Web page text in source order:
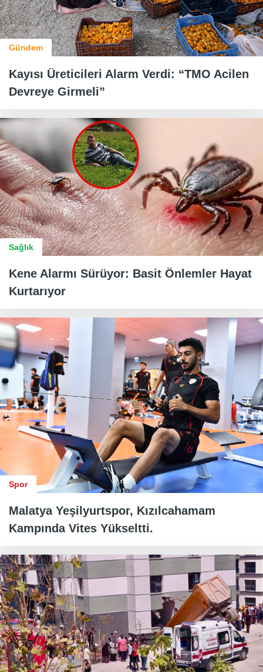
Gündem
Kayısı Üreticileri Alarm Verdi: “TMO Acilen
Devreye Girmeli”
Sağlık
Kene Alarmı Sürüyor: Basit Önlemler Hayat
Kurtarıyor
Spor
Malatya Yeşilyurtspor, Kızılcahamam
Kampında Vites Yükseltti.